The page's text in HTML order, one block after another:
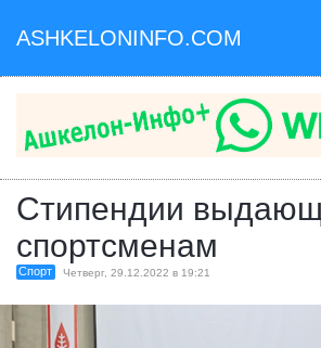
ASHKELONINFO.COM
Стипендии
спортсменам
Спорт Четверг, 29.12.2022 в 19:21